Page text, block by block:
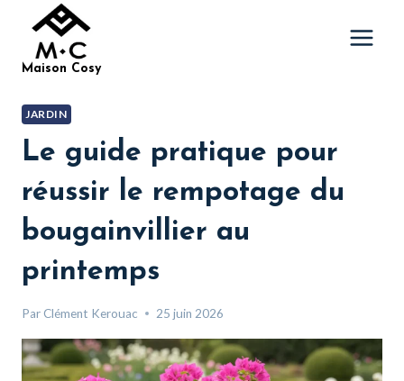
contenu
Maison Cosy
JARDIN
Le guide pratique pour
réussir le rempotage du
bougainvillier au
printemps
Par Clément Kerouac 25 juin 2026